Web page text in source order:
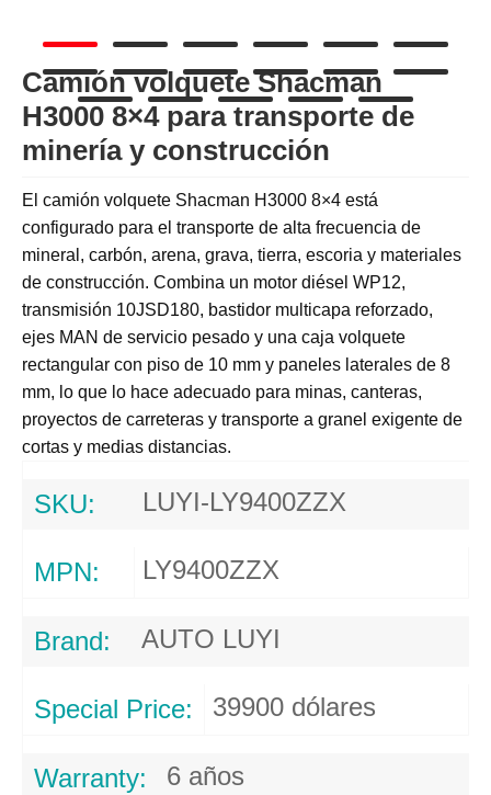
Camión volquete Shacman
H3000 8×4 para transporte de
minería y construcción
El camión volquete Shacman H3000 8×4 está
configurado para el transporte de alta frecuencia de
mineral, carbón, arena, grava, tierra, escoria y materiales
de construcción. Combina un motor diésel WP12,
transmisión 10JSD180, bastidor multicapa reforzado,
ejes MAN de servicio pesado y una caja volquete
rectangular con piso de 10 mm y paneles laterales de 8
mm, lo que lo hace adecuado para minas, canteras,
proyectos de carreteras y transporte a granel exigente de
cortas y medias distancias.
SKU: LUYI-LY9400ZZX
MPN: LY9400ZZX
Brand: AUTO LUYI
Special Price: 39900 dólares
Warranty: 6 años